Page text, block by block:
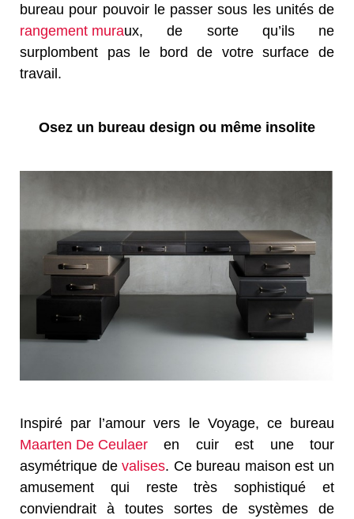
bureau pour pouvoir le passer sous les unités de
rangement muraux, de sorte qu’ils ne
surplombent pas le bord de votre surface de
travail.
Osez un bureau design ou même insolite
Inspiré par l’amour vers le Voyage, ce bureau
Maarten De Ceulaer en cuir est une tour
asymétrique devalises. Ce bureau maison est un
amusement qui reste très sophistiqué et
conviendrait à toutes sortes de systèmes de